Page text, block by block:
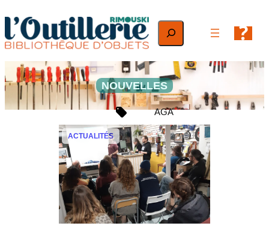
au
contenu
Rechercher
NOUVELLES
AGA
ACTUALITÉS